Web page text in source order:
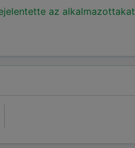
az alkalmazottakat